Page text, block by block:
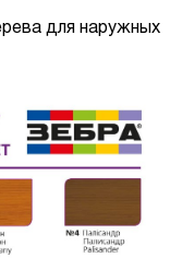
для наружных